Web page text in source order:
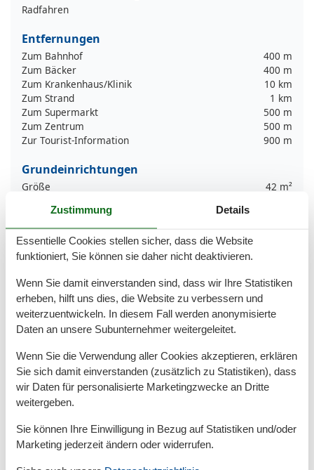
Radfahren
Entfernungen
Zum Bahnhof
400 m
Zum Bäcker
400 m
Zum Krankenhaus/Klinik
10 km
Zum Strand
1 km
Zum Supermarkt
500 m
Zum Zentrum
500 m
Zur Tourist-Information
900 m
Grundeinrichtungen
Größe 42 m²
Kinder einrichtungen
Familienfreundlich
Spielplatz
Serviceeinrichtungen
Balkon
Bettwäsche
Dusche/WC
Handtücher
Haustiere erlaubt oder auf Anfrage
Heizung
Hochstuhl
Internet - WLAN
Kabel / Sat
Küche (Pantry/Mini)
Kühlschrank
Zustimmung Details
Essentielle Cookies stellen sicher, dass die Website
funktioniert, Sie können sie daher nicht deaktivieren.
Wenn Sie damit einverstanden sind, dass wir Ihre Statistiken
erheben, hilft uns dies, die Website zu verbessern und
weiterzuentwickeln. In diesem Fall werden anonymisierte
Daten an unsere Subunternehmer weitergeleitet.
Wenn Sie die Verwendung aller Cookies akzeptieren, erklären
Sie sich damit einverstanden (zusätzlich zu Statistiken), dass
wir Daten für personalisierte Marketingzwecke an Dritte
weitergeben.
Sie können Ihre Einwilligung in Bezug auf Statistiken und/oder
Marketing jederzeit ändern oder widerrufen.